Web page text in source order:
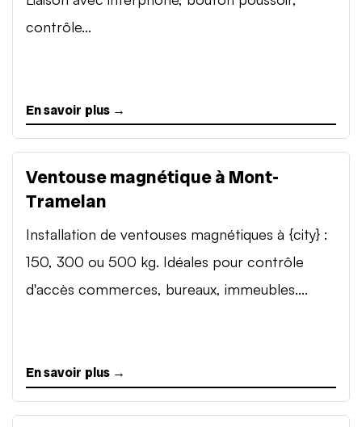
contrôle...
En savoir plus →
Ventouse magnétique à Mont-
Tramelan
Installation de ventouses magnétiques à {city} :
150, 300 ou 500 kg. Idéales pour contrôle
d'accès commerces, bureaux, immeubles....
En savoir plus →